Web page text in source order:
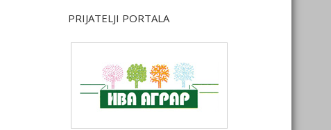
PRIJATELJI PORTALA